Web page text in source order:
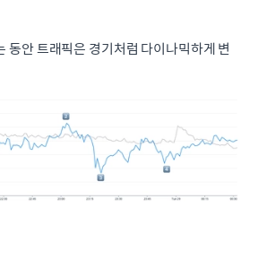
동안 트래픽은 경기처럼 다이나믹하게 변